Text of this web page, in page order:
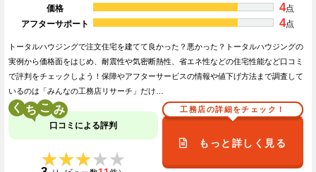
価格
4点
アフターサポート
4点
トータルハウジングで注文住宅を建てて良かった？悪かった？トータルハウジングの
実例から価格面をはじめ、耐震性や気密断熱性、省エネ性などの住宅性能など口コミ
で評判をチェックしよう！保障やアフターサービスの情報や値下げ方法まで調査して
いるのは「みんなの工務店リサーチ」だけ…
く こ
口コミによる評判
★★★★★
★★★★★
工務店の詳細をチェック！
もっと詳しく見る